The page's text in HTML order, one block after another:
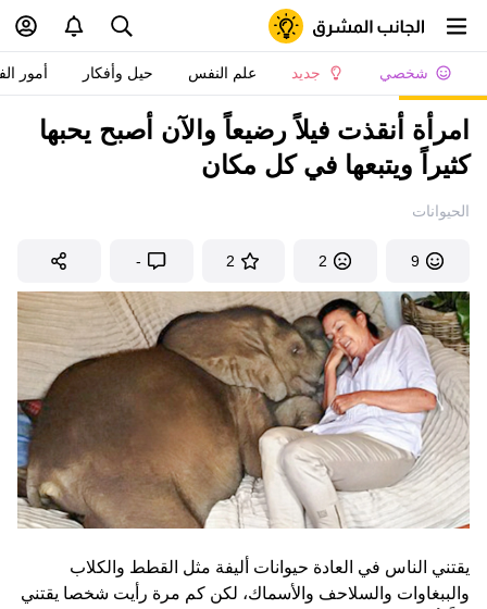
شخصي جديد علم النفس حيل وأفكار أمور
امرأة أنقذت فيلاً رضيعاً والآن أصبح يحبها
كثيراً ويتبعها في كل مكان
الحيوانات
9
2
2
-
يقتني الناس في العادة حيوانات أليفة مثل القطط والكلاب
والببغاوات والسلاحف والأسماك، لكن كم مرة رأيت شخصا يقتني